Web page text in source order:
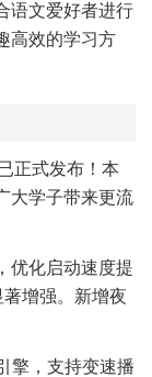
语文爱好者进行
高效的学习方
正式发布！本
大学子带来更流
优化启动速度提
著增强。新增夜
擎，支持变速播